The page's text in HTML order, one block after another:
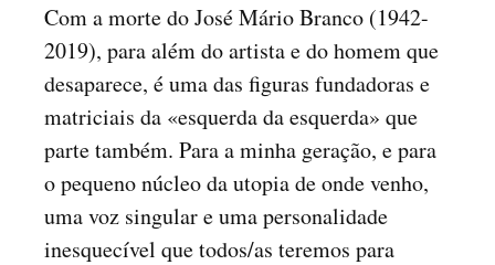
Com a morte do José Mário Branco (1942-
2019), para além do artista e do homem que
desaparece, é uma das figuras fundadoras e
matriciais da «esquerda da esquerda» que
parte também. Para a minha geração, e para
o pequeno núcleo da utopia de onde venho,
uma voz singular e uma personalidade
inesquecível que todos/as teremos para